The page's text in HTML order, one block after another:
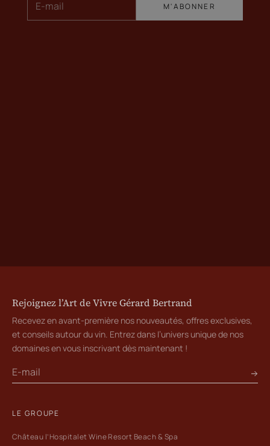
M'ABONNER
Rejoignez l’Art de Vivre Gérard Bertrand
Recevez en avant-première nos nouveautés, offres exclusives,
et conseils autour du vin. Entrez dans l’univers unique de nos
domaines en vous inscrivant dès maintenant !
LE GROUPE
Château l’Hospitalet Wine Resort Beach & Spa